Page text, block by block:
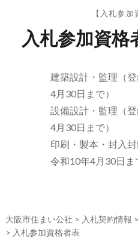
【入札参加
入札参加資格
建築設計・監理（
4月30日まで）
設備設計・監理（
4月30日まで）
印刷・製本・封入
令和10年4月30日ま
大阪市住まい公社 > 入札契約情報 >
> 入札参加資格者表